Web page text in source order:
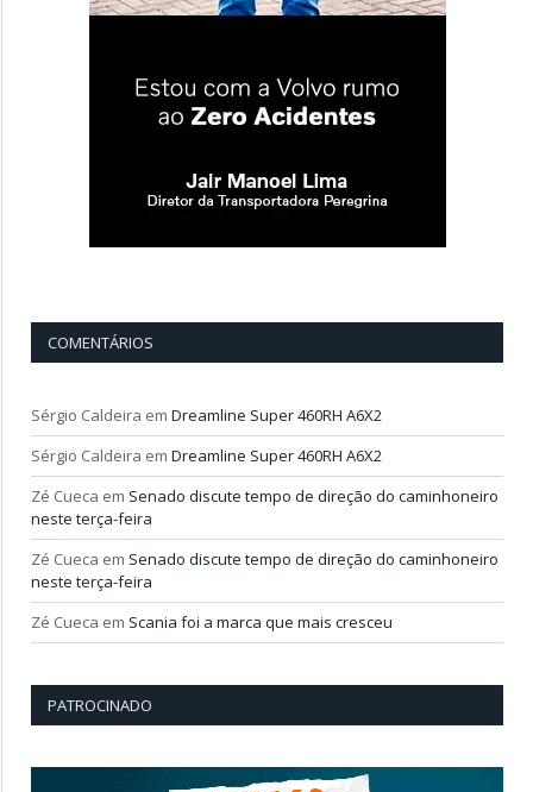
COMENTÁRIOS
Sérgio Caldeira em Dreamline Super 460RH A6X2
Sérgio Caldeira em Dreamline Super 460RH A6X2
Zé Cueca em Senado discute tempo de direção do caminhoneiro
neste terça-feira
Zé Cueca em Senado discute tempo de direção do caminhoneiro
neste terça-feira
Zé Cueca em Scania foi a marca que mais cresceu
PATROCINADO